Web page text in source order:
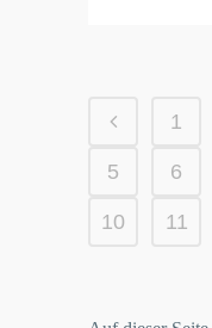
1
5 6
10 11